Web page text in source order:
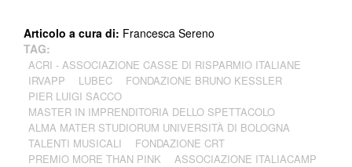
Articolo a cura di: Francesca Sereno
TAG:
ACRI - ASSOCIAZIONE CASSE DI RISPARMIO ITALIANE
IRVAPP
LUBEC
FONDAZIONE BRUNO KESSLER
PIER LUIGI SACCO
MASTER IN IMPRENDITORIA DELLO SPETTACOLO
ALMA MATER STUDIORUM UNIVERSITÀ DI BOLOGNA
TALENTI MUSICALI
FONDAZIONE CRT
PREMIO MORE THAN PINK
ASSOCIAZIONE ITALIACAMP